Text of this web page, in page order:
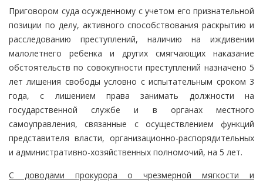
Приговором суда осужденному с учетом его признательной
позиции по делу, активного способствования раскрытию и
расследованию преступлений, наличию на иждивении
малолетнего ребенка и других смягчающих наказание
обстоятельств по совокупности преступлений назначено 5
лет лишения свободы условно с испытательным сроком 3
года, с лишением права занимать должности на
государственной службе и в органах местного
самоуправления, связанные с осуществлением функций
представителя власти, организационно-распорядительных
и административно-хозяйственных полномочий, на 5 лет.
С доводами прокурора о чрезмерной мягкости и